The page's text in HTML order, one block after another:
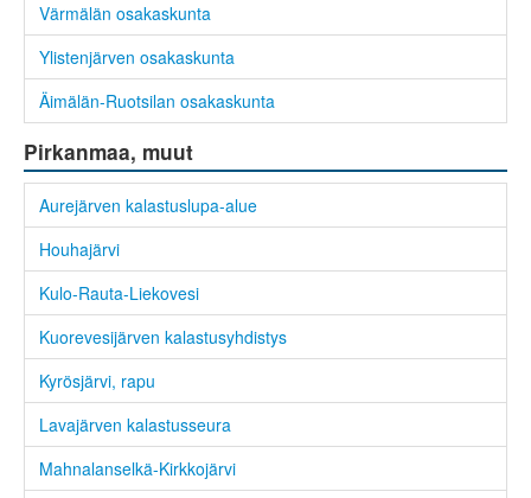
Värmälän osakaskunta
Ylistenjärven osakaskunta
Äimälän-Ruotsilan osakaskunta
Pirkanmaa, muut
Aurejärven kalastuslupa-alue
Houhajärvi
Kulo-Rauta-Liekovesi
Kuorevesijärven kalastusyhdistys
Kyrösjärvi, rapu
Lavajärven kalastusseura
Mahnalanselkä-Kirkkojärvi